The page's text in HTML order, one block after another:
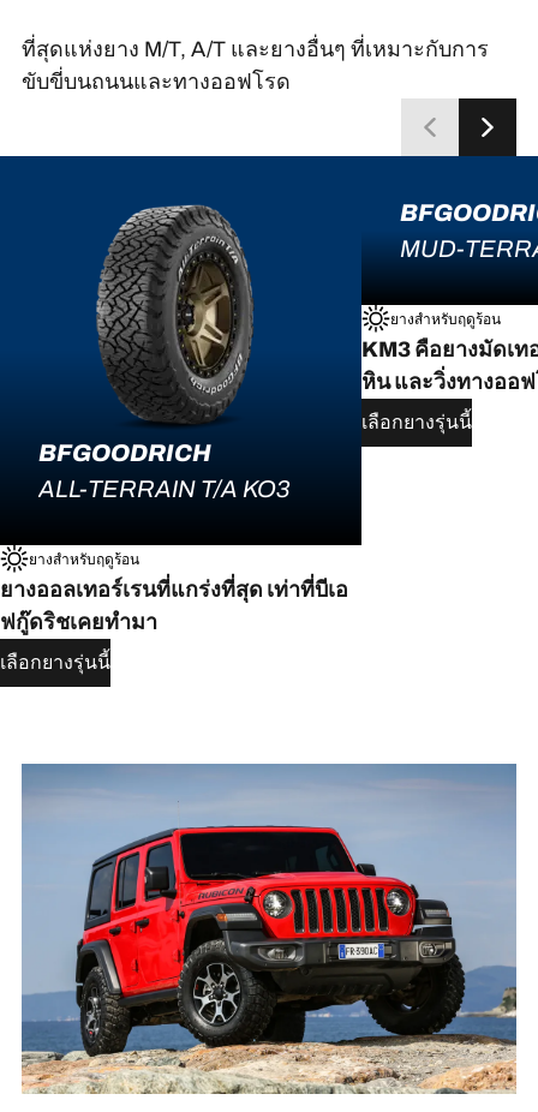
ที่สุดแห่งยาง M/T, A/T และยางอื่นๆ ที่เหมาะกับการ
ขับขี่บนถนนและทางออฟโรด
BFGOODRICH
ALL-TERRAIN T/A KO3
ยางสำหรับฤดูร้อน
ยางออลเทอร์เรนที่แกร่งที่สุด เท่าที่บีเอ
ฟกู๊ดริชเคยทำมา
เลือกยางรุ่นนี้
MUD-
ยางสำหรับฤดูร้อน
KM3 คือยางมัดเท
หิน และวิ่งทางออ
เลือกยางรุ่นนี้